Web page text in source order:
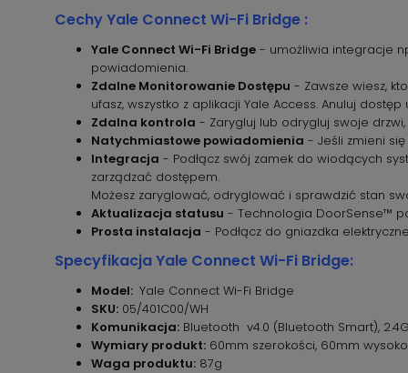
Cechy Yale Connect Wi-Fi Bridge :
Yale Connect Wi-Fi Bridge - umożliwia integracje
powiadomienia.
Zdalne Monitorowanie Dostępu - Zawsze wiesz,
ufasz, wszystko z aplikacji Yale Access. Anuluj
Zdalna kontrola - Zarygluj lub odrygluj swoje
Natychmiastowe powiadomienia - Jeśli zmieni
Integracja - Podłącz swój zamek do wiodących
zarządzać dostępem.
Możesz zaryglować, odryglować i sprawdzić stan
Aktualizacja statusu - Technologia DoorSense™
Prosta instalacja - Podłącz do gniazdka
Specyfikacja Yale Connect Wi-Fi Bridge:
Model: Yale Connect Wi-Fi Bridge
SKU: 05/401C00/WH
Komunikacja: Bluetooth v4.0 (Bluetooth Smart),
Wymiary produkt: 60mm szerokości, 60mm
Waga produktu: 87g